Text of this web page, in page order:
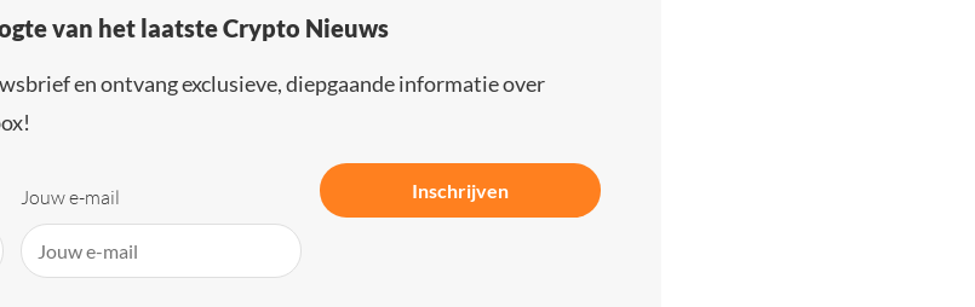
van het laatste Crypto Nieuws
en ontvang exclusieve, diepgaande informatie over
Jouw e-mail Inschrijven